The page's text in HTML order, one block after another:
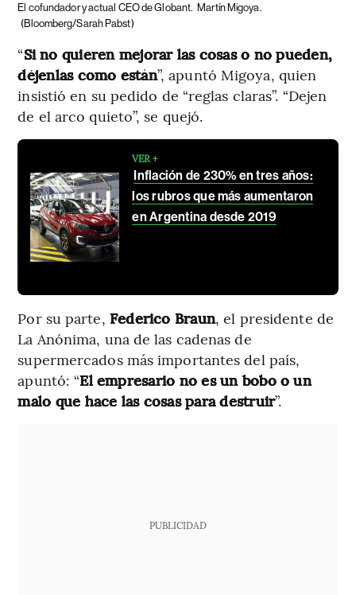
El cofundador y actual CEO de Globant. Martín Migoya.
(Bloomberg/Sarah Pabst)
“Si no quieren mejorar las cosas o no pueden,
déjenlas como están”, apuntó Migoya, quien
insistió en su pedido de “reglas claras”. “Dejen
de el arco quieto”, se quejó.
VER +
Inflación de 230% en tres años:
los rubros que más aumentaron
en Argentina desde 2019
Por su parte, Federico Braun, el presidente de
La Anónima, una de las cadenas de
supermercados más importantes del país,
apuntó: “El empresario no es un bobo o un
malo que hace las cosas para destruir”.
PUBLICIDAD